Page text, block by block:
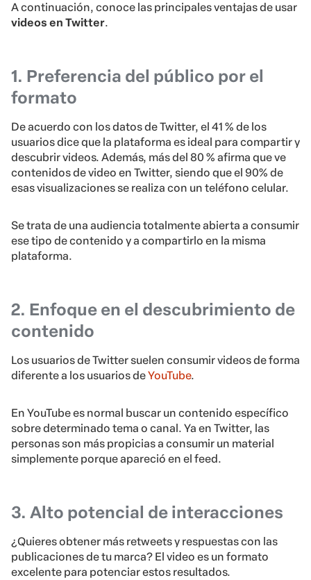
A continuación, conoce las principales ventajas de usar
videos en Twitter.
1. Preferencia del público por el
formato
De acuerdo con los datos de Twitter, el 41 % de los
usuarios dice que la plataforma es ideal para compartir y
descubrir videos. Además, más del 80 % afirma que ve
contenidos de video en Twitter, siendo que el 90% de
esas visualizaciones se realiza con un teléfono celular.
Se trata de una audiencia totalmente abierta a consumir
ese tipo de contenido y a compartirlo en la misma
plataforma.
2. Enfoque en el descubrimiento de
contenido
Los usuarios de Twitter suelen consumir videos de forma
diferente a los usuarios deYouTube.
En YouTube es normal buscar un contenido específico
sobre determinado tema o canal. Ya en Twitter, las
personas son más propicias a consumir un material
simplemente porque apareció en el feed.
3. Alto potencial de interacciones
¿Quieres obtener más retweets y respuestas con las
publicaciones de tu marca? El video es un formato
excelente para potenciar estos resultados.